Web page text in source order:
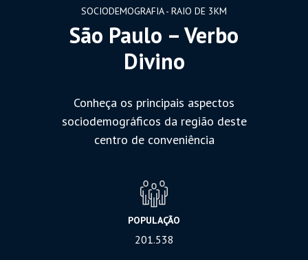
SOCIODEMOGRAFIA - RAIO DE 3KM
São Paulo – Verbo
Divino
Conheça os principais aspectos
sociodemográficos da região deste
centro de conveniência
POPULAÇÃO
201.538